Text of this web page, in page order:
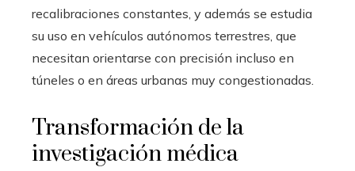
recalibraciones constantes, y además se estudia
su uso en vehículos autónomos terrestres, que
necesitan orientarse con precisión incluso en
túneles o en áreas urbanas muy congestionadas.
Transformación de la
investigación médica